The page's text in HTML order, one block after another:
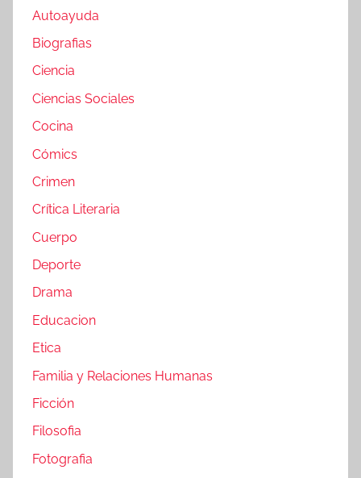
Autoayuda
Biografias
Ciencia
Ciencias Sociales
Cocina
Cómics
Crimen
Crítica Literaria
Cuerpo
Deporte
Drama
Educacion
Etica
Familia y Relaciones Humanas
Ficción
Filosofia
Fotografia